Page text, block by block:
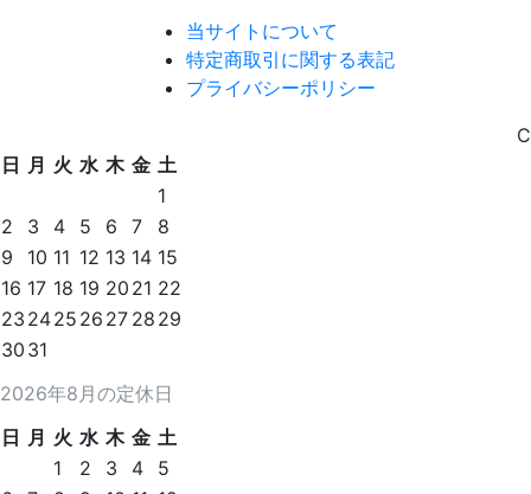
当サイトについて
特定商取引に関する表記
プライバシーポリシー
2026年8月の定休日
日 月 火 水 木 金 土
1
2
3 4 5 6 7
8
9
10 11 12 13 14 15
16 17 18 19 20 21 22
23 2425 26 27 28 29
30 31
日 月 火 水 木 金 土
1
2 3 4
5